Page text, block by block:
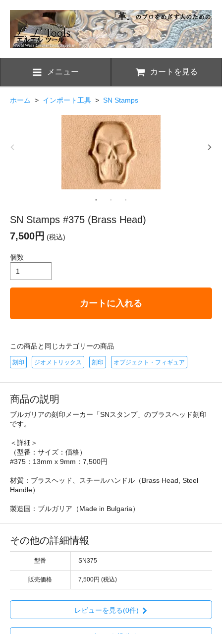
メニュー カートを見る
ホーム > インポート工具 > SN Stamps
SN Stamps #375 (Brass Head)
7,500円 (税込)
個数
カートに入れる
この商品と同じカテゴリーの商品
刻印 ジオメトリックス 刻印 オブジェクト・フィギュア
商品の説明
ブルガリアの刻印メーカー「SNスタンプ」のブラスヘッド刻印
です。
＜詳細＞
（型番：サイズ：価格）
#375：13mm x 9mm：7,500円
材質：ブラスヘッド、スチールハンドル（Brass Head, Steel
Handle）
製造国：ブルガリア（Made in Bulgaria）
その他の詳細情報
型番 SN375
販売価格 7,500円 (税込)
レビューを見る(0件)